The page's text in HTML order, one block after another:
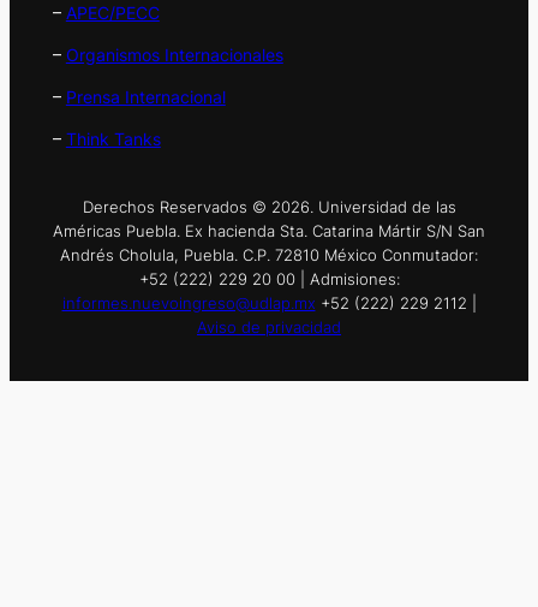
– APEC/PECC
– Organismos Internacionales
– Prensa Internacional
– Think Tanks
Derechos Reservados © 2026. Universidad de las
Américas Puebla. Ex hacienda Sta. Catarina Mártir S/N San
Andrés Cholula, Puebla. C.P. 72810 México Conmutador:
+52 (222) 229 20 00 | Admisiones:
informes.nuevoingreso@udlap.mx +52 (222) 229 2112 |
Aviso de privacidad